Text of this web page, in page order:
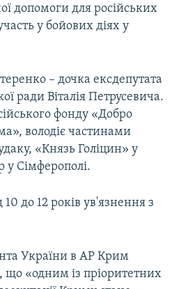
допомоги для російських
у бойових діях у
– дочка ексдепутата
ради Віталія Петрусевича.
фонду «Добро
володіє частинами
«Князь Голіцин» у
у Сімферополі.
10 до 12 років ув'язнення з
України в АР Крим
, що «одним із пріоритетних